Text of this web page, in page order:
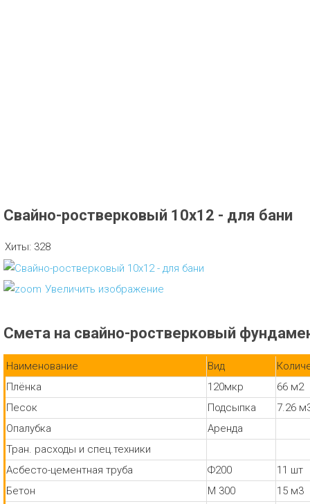
Свайно-ростверковый 10х12 - для бани
Хиты: 328
Увеличить изображение
Смета на свайно-ростверковый
Наименование Вид
Плёнка
120мкр
66 м2
Песок
Подсыпка
7.26
Опалубка
Аренда
Тран. расходы и спец.техники
Асбесто-цементная труба
Ф200
11 шт
Бетон
М 300
15 м3